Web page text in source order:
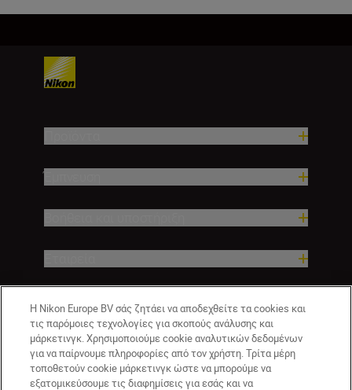
Η Nikon Europe BV σάς ζητάει να αποδεχθείτε τα cookies και
τις παρόμοιες τεχνολογίες για σκοπούς ανάλυσης και
μάρκετινγκ. Χρησιμοποιούμε cookie αναλυτικών δεδομένων
για να παίρνουμε πληροφορίες από τον χρήστη. Τρίτα μέρη
τοποθετούν cookie μάρκετινγκ ώστε να μπορούμε να
εξατομικεύσουμε τις διαφημίσεις για εσάς και να